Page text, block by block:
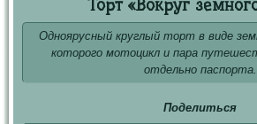
Торт «Вокруг
Одноярусный круглый торт в виде
которого мотоцикл и пара
отдельно паспорта.
Поделиться